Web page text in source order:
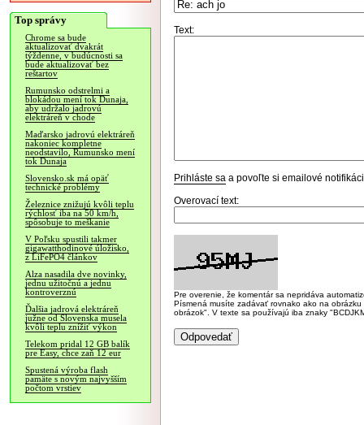
Top správy
Chrome sa bude
aktualizovať dvakrát
týždenne, v budúcnosti sa
bude aktualizovať bez
reštartov
Rumunsko odstrelmi a
blokádou mení tok Dunaja,
aby udržalo jadrovú
elektráreň v chode
Maďarsko jadrovú elektráreň
nakoniec kompletne
neodstavilo, Rumunsko mení
tok Dunaja
Slovensko.sk má opäť
technické problémy
Železnice znižujú kvôli teplu
rýchlosť iba na 50 km/h,
spôsobuje to meškanie
V Poľsku spustili takmer
gigawatthodinové úložisko,
z LiFePO4 článkov
Alza nasadila dve novinky,
jednu užitočnú a jednu
kontroverznú
Ďalšia jadrová elektráreň
južne od Slovenska musela
kvôli teplu znížiť výkon
Telekom pridal 12 GB balík
pre Easy, chce zaň 12 eur
Spustená výroba flash
pamäte s novým najvyšším
počtom vrstiev
Text:
Prihláste sa a povoľte si emailové
Overovací text:
Pre overenie, že komentár sa nepridáva
Písmená musíte zadávať rovnako ako na
obrázok". V texte sa používajú iba znaky